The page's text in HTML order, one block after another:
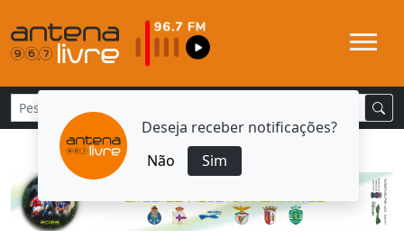
Deseja receber notificações?
Não
Sim